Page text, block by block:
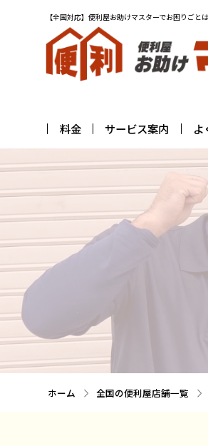
【全国対応】便利屋お助けマスターでお困りごと
料金 サービス案内 よ
ホーム 全国の便利屋店舗一覧